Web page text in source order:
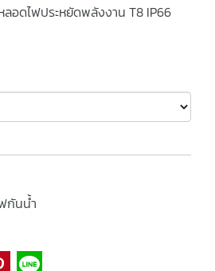
อดไฟประหยัดพลังงาน T8 IP66
กันน้ำ